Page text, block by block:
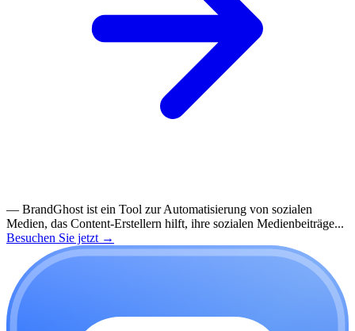
— BrandGhost ist ein Tool zur Automatisierung von sozialen
Medien, das Content-Erstellern hilft, ihre sozialen Medienbeiträge...
Besuchen Sie jetzt →